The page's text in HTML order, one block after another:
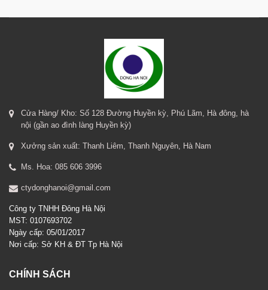
Cửa Hàng/ Kho: Số 128 Đường Huyền kỳ, Phú Lãm, Hà đông, hà
nội (gần ao đình làng Huyền kỳ)
Xưởng sản xuất: Thanh Liêm, Thanh Nguyên, Hà Nam
Ms. Hoa: 085 606 3996
ctydonghanoi@gmail.com
Công ty TNHH Đông Hà Nội
MST: 0107693702
Ngày cấp: 05/01/2017
Nơi cấp: Sở KH & ĐT Tp Hà Nội
CHÍNH SÁCH